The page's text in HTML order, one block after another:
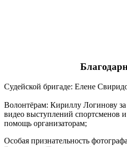
Судейской бригаде: Елене
Волонтёрам: Кириллу Логинову
видео выступлений спортсменов
помощь организаторам;
Особая признательность